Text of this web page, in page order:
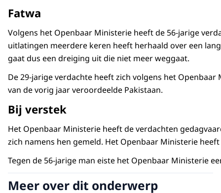
Fatwa
Volgens het Openbaar Ministerie heeft de 56-jarige
uitlatingen meerdere keren heeft herhaald over een
gaat dus een dreiging uit die niet meer weggaat.
De 29-jarige verdachte heeft zich volgens het
van de vorig jaar veroordeelde Pakistaan.
Bij verstek
Het Openbaar Ministerie heeft de verdachten
zich namens hen gemeld. Het Openbaar Ministerie
Tegen de 56-jarige man eiste het Openbaar Ministerie
Meer over dit onderwerp